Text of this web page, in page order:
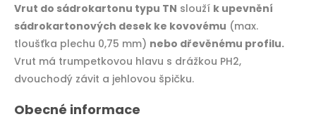
Vrut do sádrokartonu typu TN slouží k upevnění
sádrokartonových desek ke kovovému (max.
tloušťka plechu 0,75 mm) nebo dřevěnému profilu.
Vrut má trumpetkovou hlavu s drážkou PH2,
dvouchodý závit a jehlovou špičku.